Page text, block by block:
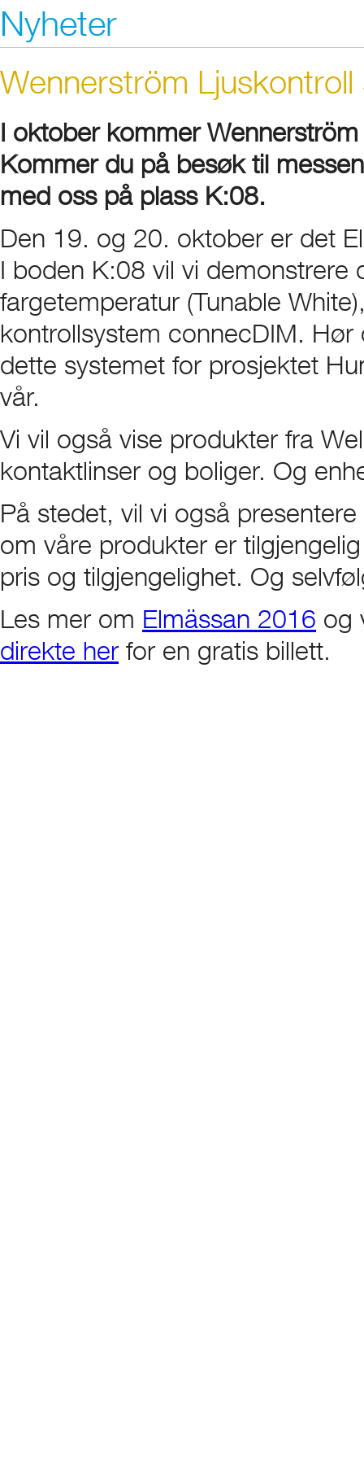
Nyheter
Wennerström
I oktober kommer
Kommer du på besøk til
med oss på plass K:08.
Den 19. og 20. oktober er det
I boden K:08 vil vi demonstrere
fargetemperatur (Tunable
kontrollsystem connecDIM.
dette systemet for prosjektet
vår.
Vi vil også vise produkter fra
kontaktlinser og boliger. Og
På stedet, vil vi også
om våre produkter er
pris og tilgjengelighet. Og
Les mer om Elmässan 2016 og
direkte her for en gratis billett.